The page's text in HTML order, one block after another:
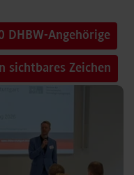
DHBW-Angehörige
sichtbares Zeichen